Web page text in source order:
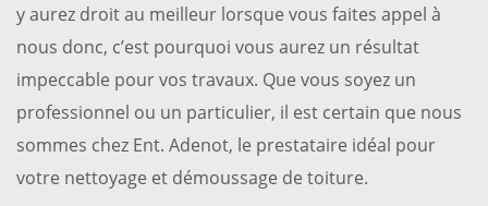
y aurez droit au meilleur lorsque vous faites appel à
nous donc, c’est pourquoi vous aurez un résultat
impeccable pour vos travaux. Que vous soyez un
professionnel ou un particulier, il est certain que nous
sommes chez Ent. Adenot, le prestataire idéal pour
votre nettoyage et démoussage de toiture.